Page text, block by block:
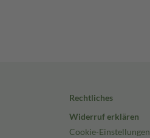
Rechtliches
Widerruf erklären
Cookie-Einstellungen